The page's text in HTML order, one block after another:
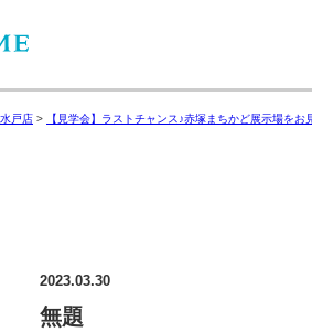
戸店 > 【見学会】ラストチャンス♪赤塚まちかど展示場をお
2023.03.30
無題